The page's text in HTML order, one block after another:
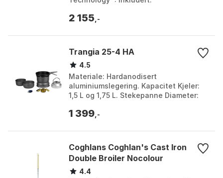
No color 1, No color 2, N...
2 155 ,-
Trangia 25-4 HA
4.5
Materiale: Hardanodisert
aluminiumslegering. Kapacitet Kjeler:
1,5 L og 1,75 L. Stekepanne Diameter:
0,9 L. Farge: Onecolour....
1 399 ,-
Coghlans Coghlan's Cast Iron
Double Broiler Nocolour
4.4